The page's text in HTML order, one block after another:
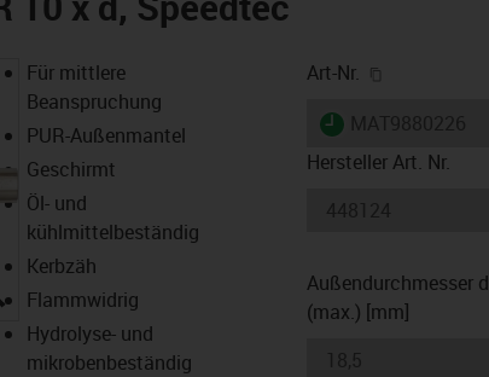
igus-icon-lupe
Für mittlere
Beanspruchung
PUR-Außenmantel
Geschirmt
Öl- und
kühlmittelbeständig
Kerbzäh
Flammwidrig
Hydrolyse- und
mikrobenbeständig
Art-Nr.
igus-icon-lieferzeit
Hersteller Art. Nr.
Außendurchmesser d
(max.) [mm]